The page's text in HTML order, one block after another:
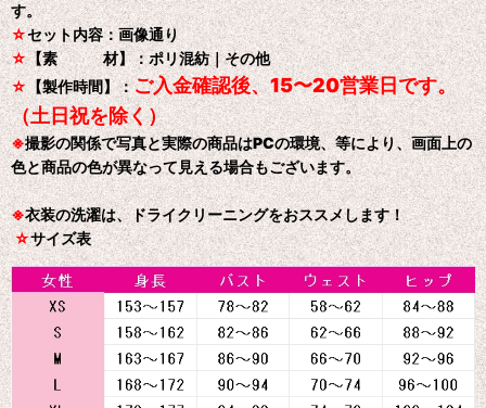
す。
☆セット内容：画像通り
☆【素 材】：ポリ混紡｜その他
☆【製作時間】：ご入金確認後、15〜20営業日です。
（土日祝を除く）
※撮影の関係で写真と実際の商品はPCの環境、等により、画面上の
色と商品の色が異なって見える場合もございます。
※衣装の洗濯は、ドライクリーニングをおススメします！
☆サイズ表